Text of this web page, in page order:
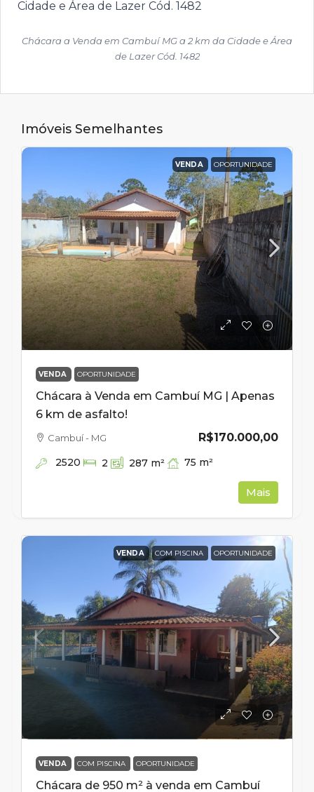
Chácara a Venda em Cambuí MG a 2 km da Cidade e Área
de Lazer Cód. 1482
Imóveis Semelhantes
VENDA OPORTUNIDADE
VENDA OPORTUNIDADE
Chácara à Venda em Cambuí MG | Apenas
6 km de asfalto!
R$170.000,00
Cambuí - MG
2520 2 287 m² 75 m²
Mais
VENDA COM PISCINA OPORTUNIDADE
VENDA COM PISCINA OPORTUNIDADE
Chácara de 950 m² à venda em Cambuí